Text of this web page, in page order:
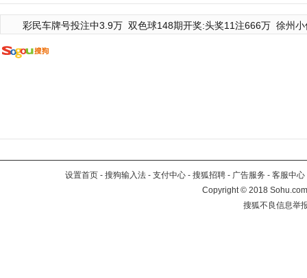
彩民车牌号投注中3.9万 双色球148期开奖:头奖11注666万 徐州
设置首页 - 搜狗输入法 - 支付中心 - 搜狐招聘 - 广告服务 - 客服中心
Copyright©2018
搜狐不良信息举